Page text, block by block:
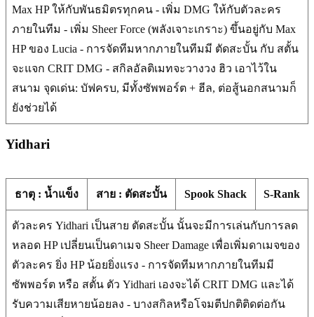
Max HP ให้กับพันธมิตรทุกคน - เพิ่ม DMG ให้กับตัวละคร
ภายในทีม - เพิ่ม Sheer Force (พลังเจาะเกราะ) ขึ้นอยู่กับ Max
HP ของ Lucia - การจัดทีมหากภายในทีมมี ตัดสะบั้น กับ สตั้น
จะแจก CRIT DMG - สกิลอัลติเมทจะวางวง ฮิว เอาไว้ใน
สนาม จุดเด่น: บัฟครบ, มีทั้งซัพพอร์ต + ฮีล, ต่อสู้นอกสนามก็
ยังช่วยได้
Yidhari
ธาตุ : น้ำแข็ง สาย : ตัดสะบั้น Spook Shack S-Rank
ตัวละคร Yidhari เป็นสาย ตัดสะบั้น นั้นจะมีการเล่นกับการลด
หลอด HP เปลี่ยนเป็นดาเมจ Sheer Damage เพื่อเพิ่มดาเมจของ
ตัวละคร ยิ่ง HP น้อยยิ่งแรง - การจัดทีมหากภายในทีมมี
ซัพพอร์ต หรือ สตั้น ตัว Yidhari เองจะได้ CRIT DMG และได้
รับความเสียหายน้อยลง - บางสกิลหรือโจมตีปกติติดต่อกัน